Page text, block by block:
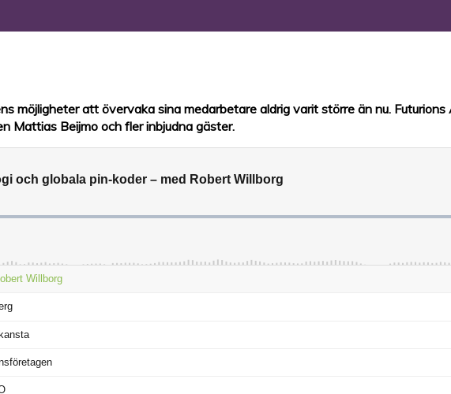
möjligheter att övervaka sina medarbetare aldrig varit större än nu.
Mattias Beijmo och fler inbjudna gäster.